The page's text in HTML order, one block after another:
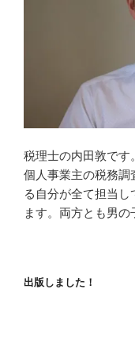
税理士の内田敦です。
個人事業主の税務調
る自分が全て担当
ます。両方とも男の
出版しました！